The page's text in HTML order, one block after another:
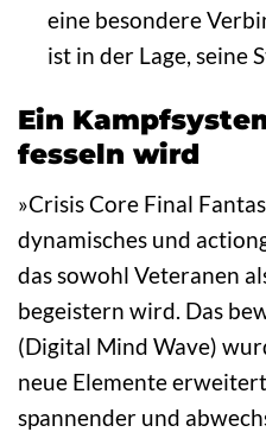
eine besondere
ist in der Lage, seine
Ein
fesseln wird
»Crisis Core Final
dynamisches und
das sowohl Veteranen
begeistern wird. Das
(Digital Mind Wave)
neue Elemente
spannender und